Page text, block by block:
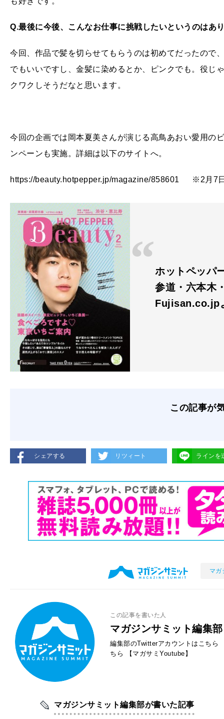
Q.最後に今後、こんなお仕事に挑戦したいというのはあ
今回、作品で髪を切らせてもらうのは初めてだったので
でもいいですし、金髪に染めるとか、ピンクでも。役じ
クワクしそうだなと思います。
今回の企画では岡本夏美さんが演じる高鳥あおい愛用の
ンペーンも実施。詳細は以下のサイトへ。
https://beauty.hotpepper.jp/magazine/858601 ※2月7
ホットペッパ
参道・六本木
Fujisan.co.jp
この記事が
シェアする リツィート ラインを
マガ
この記事を書いた人
マガジンサミット編集部
編集部のTwitterアカウントはこちら
ちら
【マガサミYoutube】
マガジンサミット編集部が書いた記事